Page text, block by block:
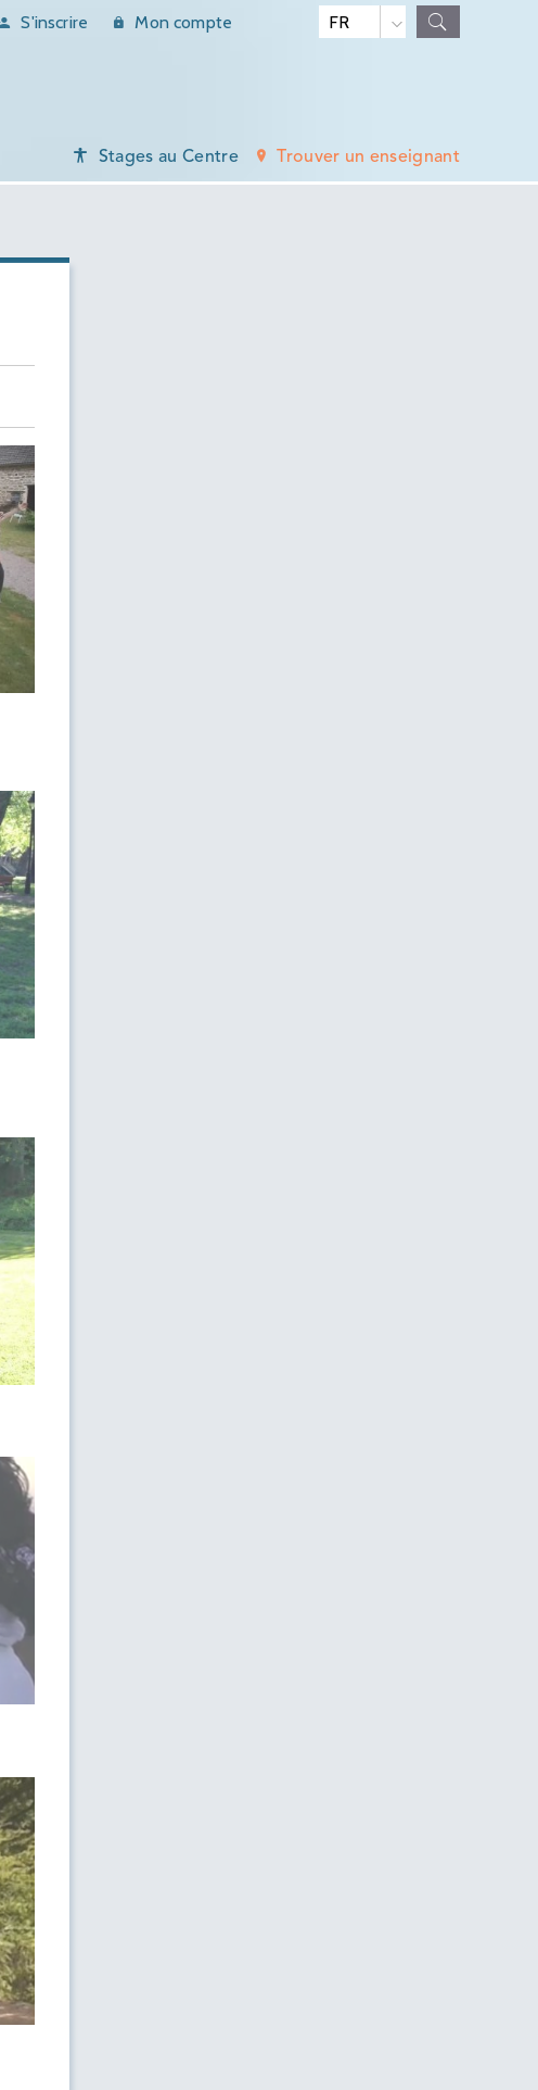
S'inscrire Mon compte
Trouver un enseignant
Stages au Centre